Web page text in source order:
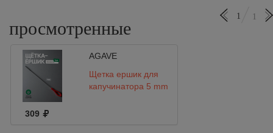
просмотренные
1 1
AGAVE
Щетка ершик для
капучинатора 5 mm
309